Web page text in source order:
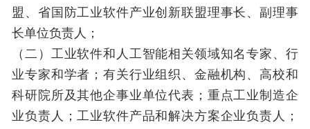
盟、省国防工业软件产业创新联盟理事长、副理事
长单位负责人；
（二）工业软件和人工智能相关领域知名专家、行
业专家和学者；有关行业组织、金融机构、高校和
科研院所及其他企事业单位代表；重点工业制造企
业负责人；工业软件产品和解决方案企业负责人；